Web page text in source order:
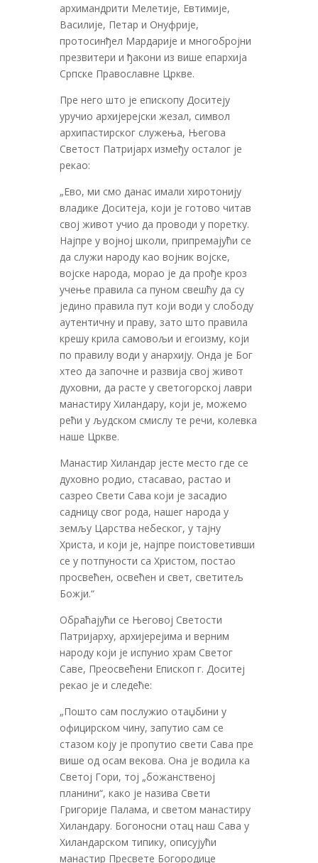
архимандрити Мелетије, Евтимије,
Василије, Петар и Онуфрије,
протосинђел Мардарије и многобројни
презвитери и ђакони из више епархија
Српске Православне Цркве.
Пре него што је епископу Доситеју
уручио архијерејски жезал, символ
архипастирског служења, Његова
Светост Патријарх између осталог је
рекао:
„Ево, ми смо данас имали хиротонију
владике Доситеја, који је готово читав
свој живот учио да проводи у поретку.
Најпре у војној школи, припремајући се
да служи народу као војник војске,
војске народа, морао је да прође кроз
учење правила са пуном свешћу да су
једино правила пут који води у слободу
аутентичну и праву, зато што правила
крешу крила самовољи и егоизму, који
по правилу води у анархију. Онда је Бог
хтео да започне и развија свој живот
духовни, да расте у светогорској лаври
манастиру Хиландару, који је, можемо
рећи у људском смислу те речи, колевка
наше Цркве.
Манастир Хиландар јесте место где се
духовно родио, стасавао, растао и
сазрео Свети Сава који је засадио
садницу свог рода, нашег народа у
земљу Царства небеског, у тајну
Христа, и који је, најпре поистоветивши
се у потпуности са Христом, постао
просвећен, освећен и свет, светитељ
Божји.“
Обраћајући се Његовој Светости
Патријарху, архијерејима и верним
народу који је испунио храм Светог
Саве, Преосвећени Епископ г. Доситеј
рекао је и следеће:
„Пошто сам послужио отаџбини у
официрском чину, запутио сам се
стазом коју је пропутио свети Сава пре
више од осам векова. Она је водила ка
Светој Гори, тој „божанственој
планини“, како је назива Свети
Григорије Палама, и светом манастиру
Хиландару. Богоносни отац наш Сава у
Хиландарском типику, описујући
манастир Пресвете Богородице